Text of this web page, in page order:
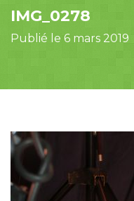
IMG_0278
Publié le 6 mars 2019